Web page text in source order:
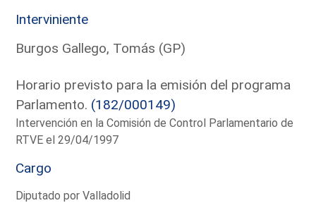
Interviniente
Burgos Gallego, Tomás (GP)
Horario previsto para la emisión del programa
Parlamento. (182/000149)
Intervención en la Comisión de Control Parlamentario de
RTVE el 29/04/1997
Cargo
Diputado por Valladolid